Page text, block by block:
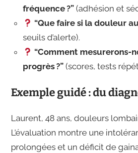
fréquence ?”(adhésion et
“Que faire si la douleur
seuils d’alerte).
“Comment mesurerons-
progrès ?”(scores, tests
Exemple guidé : du
Laurent, 48 ans, douleurs
L’évaluation montre une
prolongées et un déficit de